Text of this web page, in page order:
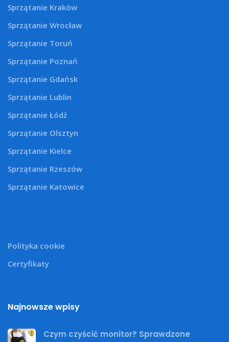
Sprzątanie Kraków
Sprzątanie Wrocław
Sprzątanie Toruń
Sprzątanie Poznań
Sprzątanie Gdańsk
Sprzątanie Lublin
Sprzątanie Łódź
Sprzątanie Olsztyn
Sprzątanie Kielce
Sprzątanie Rzeszów
Sprzątanie Katowice
Polityka cookie
Certyfikaty
Najnowsze wpisy
Czym czyścić monitor? Sprawdzone